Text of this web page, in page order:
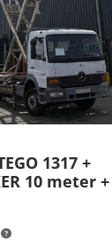
1317 +
10 meter +